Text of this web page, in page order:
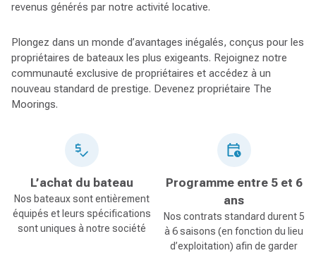
revenus générés par notre activité locative.
Plongez dans un monde d’avantages inégalés, conçus pour les
propriétaires de bateaux les plus exigeants. Rejoignez notre
communauté exclusive de propriétaires et accédez à un
nouveau standard de prestige. Devenez propriétaire The
Moorings.
L’achat du bateau
Nos bateaux sont entièrement
équipés et leurs spécifications
sont uniques à notre société
Programme entre 5 et 6
ans
Nos contrats standard durent 5
à 6 saisons (en fonction du lieu
d’exploitation) afin de garder